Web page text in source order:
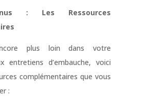
: Les Ressources
plus loin dans votre
entretiens d’embauche, voici
complémentaires que vous
: